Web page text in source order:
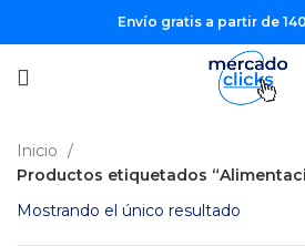
Envío gratis a partir de
Inicio
Productos etiquetados
Mostrando el único resultado